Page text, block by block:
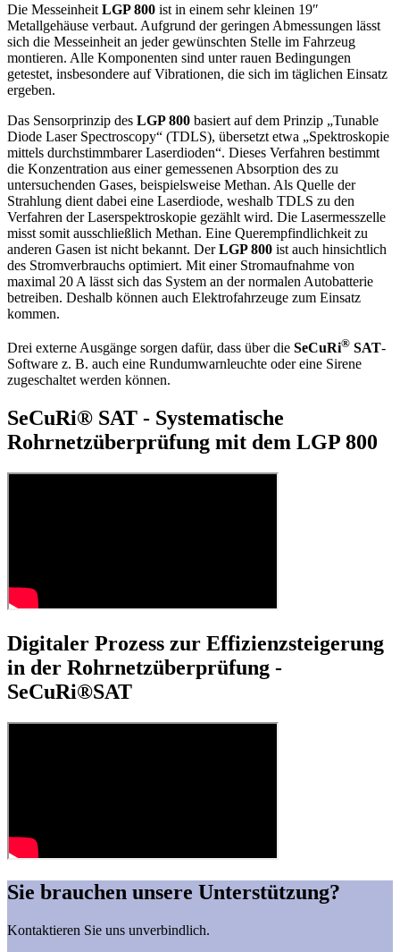
Die Messeinheit LGP 800 ist in einem sehr kleinen 19″
Metallgehäuse verbaut. Aufgrund der geringen Abmessungen lässt
sich die Messeinheit an jeder gewünschten Stelle im Fahrzeug
montieren. Alle Komponenten sind unter rauen Bedingungen
getestet, insbesondere auf Vibrationen, die sich im täglichen Einsatz
ergeben.
Das Sensorprinzip des LGP 800 basiert auf dem Prinzip „Tunable
Diode Laser Spectroscopy“ (TDLS), übersetzt etwa „Spektroskopie
mittels durchstimmbarer Laserdioden“. Dieses Verfahren bestimmt
die Konzentration aus einer gemessenen Absorption des zu
untersuchenden Gases, beispielsweise Methan. Als Quelle der
Strahlung dient dabei eine Laserdiode, weshalb TDLS zu den
Verfahren der Laserspektroskopie gezählt wird. Die Lasermesszelle
misst somit ausschließlich Methan. Eine Querempfindlichkeit zu
anderen Gasen ist nicht bekannt. DerLGP 800 ist auch hinsichtlich
des Stromverbrauchs optimiert. Mit einer Stromaufnahme von
maximal 20 A lässt sich das System an der normalen Autobatterie
betreiben. Deshalb können auch Elektrofahrzeuge zum Einsatz
kommen.
Drei externe Ausgänge sorgen dafür, dass über die SeCuRi® SAT-
Software z. B. auch eine Rundumwarnleuchte oder eine Sirene
zugeschaltet werden können.
SeCuRi® SAT - Systematische
Rohrnetzüberprüfung mit dem LGP 800
Digitaler Prozess zur Effizienzsteigerung
in der Rohrnetzüberprüfung -
SeCuRi®SAT
Sie brauchen unsere Unterstützung?
Kontaktieren Sie uns unverbindlich.